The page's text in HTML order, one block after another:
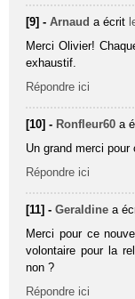
[9] -Arnaud a écrit
Merci Olivier!
exhaustif.
Répondre ici
[10] - Ronfleur60 a
Un grand merci pour
Répondre ici
[11] -Geraldine a
Merci pour ce
volontaire pour la
non ?
Répondre ici